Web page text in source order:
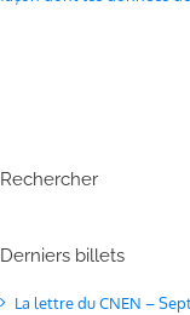
Rechercher
Derniers billets
La lettre du CNEN –